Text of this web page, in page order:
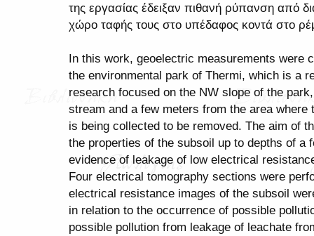
της εργασίας έδειξαν πιθανή ρύπανση από
χώρο ταφής τους στο υπέδαφος κοντά στο
In this work, geoelectric measurements were
the environmental park of Thermi, which is a
research focused on the NW slope of the
stream and a few meters from the area
is being collected to be removed. The aim of
the properties of the subsoil up to depths of a
evidence of leakage of low electrical
Four electrical tomography sections were
electrical resistance images of the subsoil
in relation to the occurrence of possible
possible pollution from leakage of leachate